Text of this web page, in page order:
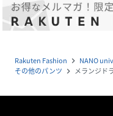
Rakuten Fashion navigate_next NANO
その他のパンツ navigate_next メランジド